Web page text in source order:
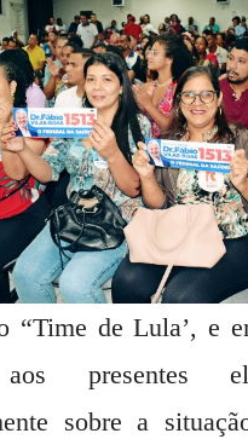
“Time de Lula’, e
presentes
sobre a